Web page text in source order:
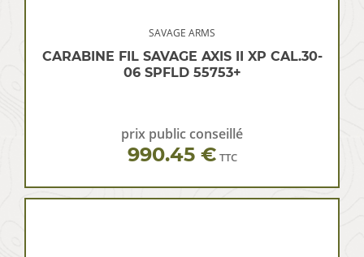
SAVAGE ARMS
CARABINE FIL SAVAGE AXIS II XP CAL.30-
06 SPFLD 55753+
prix public conseillé
990.45 € TTC